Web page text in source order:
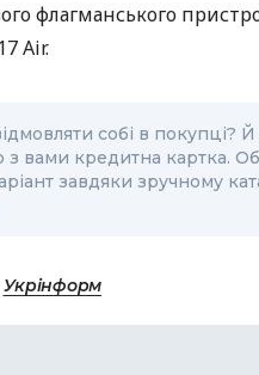
флагманського
Air.
собі в покупці?
з вами кредитна картка.
завдяки зручному
Укрінформ